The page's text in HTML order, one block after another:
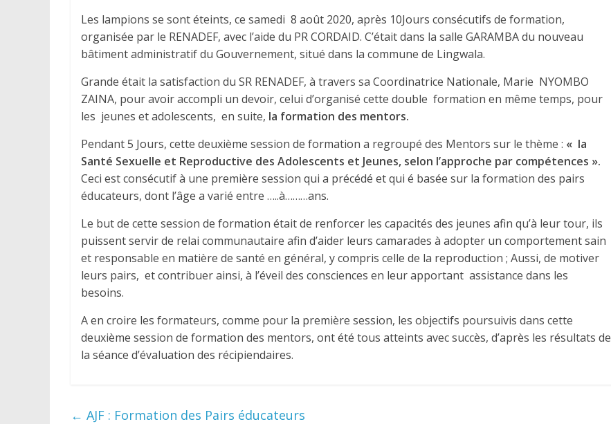
Les lampions se sont éteints, ce samedi 8 août 2020, après 10Jours consécutifs de formation,
organisée par le RENADEF, avec l’aide du PR CORDAID. C’était dans la salle GARAMBA du nouveau
bâtiment administratif du Gouvernement, situé dans la commune de Lingwala.
Grande était la satisfaction du SR RENADEF, à travers sa Coordinatrice Nationale, Marie NYOMBO
ZAINA, pour avoir accompli un devoir, celui d’organisé cette double formation en même temps, pour
les jeunes et adolescents, en suite, la formation des mentors.
Pendant 5 Jours, cette deuxième session de formation a regroupé des Mentors sur le thème : « la
Santé Sexuelle et Reproductive des Adolescents et Jeunes, selon l’approche par compétences ».
Ceci est consécutif à une première session qui a précédé et qui é basée sur la formation des pairs
éducateurs, dont l’âge a varié entre …..à………ans.
Le but de cette session de formation était de renforcer les capacités des jeunes afin qu’à leur tour, ils
puissent servir de relai communautaire afin d’aider leurs camarades à adopter un comportement sain
et responsable en matière de santé en général, y compris celle de la reproduction ; Aussi, de motiver
leurs pairs, et contribuer ainsi, à l’éveil des consciences en leur apportant assistance dans les
besoins.
A en croire les formateurs, comme pour la première session, les objectifs poursuivis dans cette
deuxième session de formation des mentors, ont été tous atteints avec succès, d’après les résultats de
la séance d’évaluation des récipiendaires.
← AJF : Formation des Pairs éducateurs